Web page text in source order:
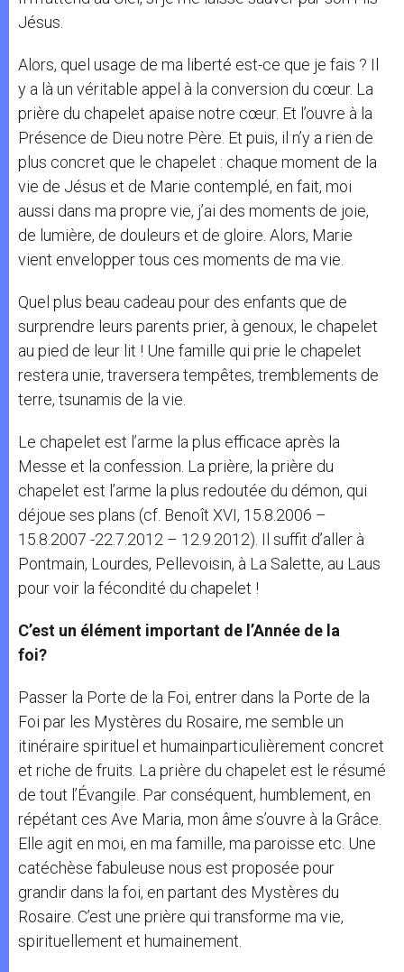
Jésus.
Alors, quel usage de ma liberté est-ce que je fais ? Il
y a là un véritable appel à la conversion du cœur. La
prière du chapelet apaise notre cœur. Et l’ouvre à la
Présence de Dieu notre Père. Et puis, il n’y a rien de
plus concret que le chapelet : chaque moment de la
vie de Jésus et de Marie contemplé, en fait, moi
aussi dans ma propre vie, j’ai des moments de joie,
de lumière, de douleurs et de gloire. Alors, Marie
vient envelopper tous ces moments de ma vie.
Quel plus beau cadeau pour des enfants que de
surprendre leurs parents prier, à genoux, le chapelet
au pied de leur lit ! Une famille qui prie le chapelet
restera unie, traversera tempêtes, tremblements de
terre, tsunamis de la vie.
Le chapelet est l’arme la plus efficace après la
Messe et la confession. La prière, la prière du
chapelet est l’arme la plus redoutée du démon, qui
déjoue ses plans (cf. Benoît XVI, 15.8.2006 –
15.8.2007 -22.7.2012 – 12.9.2012). Il suffit d’aller à
Pontmain, Lourdes, Pellevoisin, à La Salette, au Laus
pour voir la fécondité du chapelet !
C’est un élément important de l’Année de la
foi?
Passer la Porte de la Foi, entrer dans la Porte de la
Foi par les Mystères du Rosaire, me semble un
itinéraire spirituel et humainparticulièrement concret
et riche de fruits. La prière du chapelet est le résumé
de tout l’Évangile. Par conséquent, humblement, en
répétant ces Ave Maria, mon âme s’ouvre à la Grâce.
Elle agit en moi, en ma famille, ma paroisse etc. Une
catéchèse fabuleuse nous est proposée pour
grandir dans la foi, en partant des Mystères du
Rosaire. C’est une prière qui transforme ma vie,
spirituellement et humainement.